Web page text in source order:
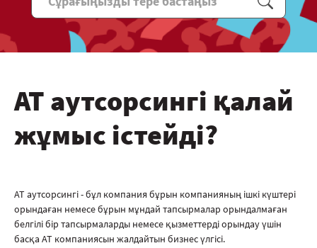
АТ аутсорсингі қалай
жұмыс істейді?
АТ аутсорсингі - бұл компания бұрын компанияның ішкі күштері
орындаған немесе бұрын мұндай тапсырмалар орындалмаған
белгілі бір тапсырмаларды немесе қызметтерді орындау үшін
басқа АТ компаниясын жалдайтын бизнес үлгісі.